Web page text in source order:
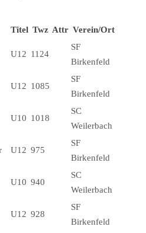
Titel Twz Attr Verein/Ort
U12 1124
SF
Birkenfeld
U12 1085
SF
Birkenfeld
U10 1018
SC
Weilerbach
U12 975
SF
Birkenfeld
U10 940
SC
Weilerbach
U12 928
SF
Birkenfeld